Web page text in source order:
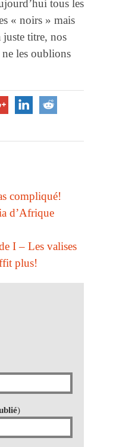
tous les
« noirs » mais
juste titre, nos
les oublions
compliqué!
d’Afrique
I – Les valises
plus!
)